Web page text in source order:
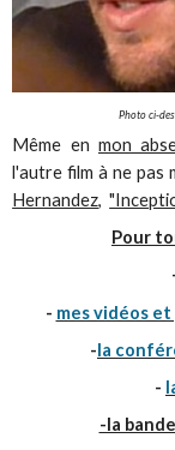
Photo ci-
Même en mon
l'autre film à ne pas
Hernandez,
Pour
- mes vidéos
-la
-
-la